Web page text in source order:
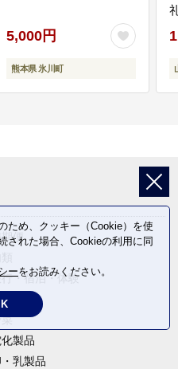
5,000円
熊本県 氷川町
便
・宿泊・体験
製品
・乳製品
ため、クッキー（Cookie）を使
された場合、Cookieの利用に同
ーをお読みください。